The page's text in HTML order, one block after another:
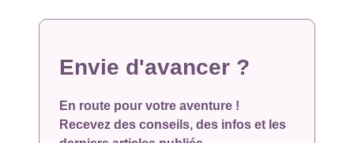
Envie d'avancer ?
En route pour votre aventure !
Recevez des conseils, des infos et les